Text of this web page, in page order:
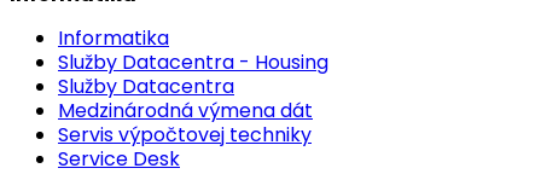
Informatika
Služby Datacentra - Housing
Služby Datacentra
Medzinárodná výmena dát
Servis výpočtovej techniky
Service Desk